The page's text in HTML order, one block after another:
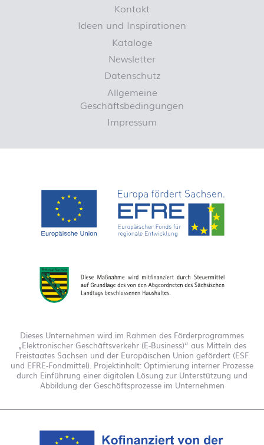
Kontakt
Ideen und Inspirationen
Kataloge
Newsletter
Datenschutz
Allgemeine
Geschäftsbedingungen
Impressum
Dieses Unternehmen wird im Rahmen des Förderprogrammes
„Elektronischer Geschäftsverkehr (E-Business)“ aus Mitteln des
Freistaates Sachsen und der Europäischen Union gefördert (ESF
und EFRE-Fondmittel). Projektinhalt: Optimierung interner Prozesse
durch Einführung einer digitalen Lösung zur Unterstützung und
Abbildung der Geschäftsprozesse im Unternehmen